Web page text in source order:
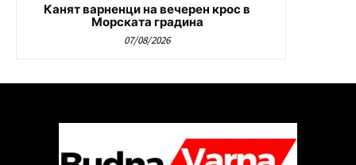
Канят варненци на вечерен крос в
Морската градина
07/08/2026